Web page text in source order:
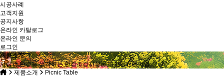
시공사례
고객지원
공지사항
온라인 카탈로그
온라인 문의
로그인
제품소개
사람과 환경을 생각하는 환경조경시설물 디자인전문기업
제품소개
Picnic Table